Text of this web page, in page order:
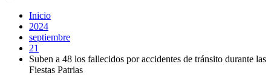
Inicio
2024
septiembre
21
Suben a 48 los fallecidos por accidentes de tránsito durante las
Fiestas Patrias